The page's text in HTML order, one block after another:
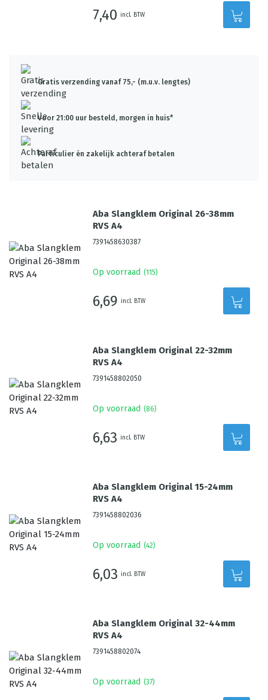
7,40 incl. BTW
Gratis verzending vanaf 75,- (m.u.v. lengtes)
Voor 21:00 uur besteld, morgen in huis*
Particulier én zakelijk achteraf betalen
Aba Slangklem Original 26-38mm
RVS A4
7391458630387
Op voorraad (115)
6,69 incl. BTW
Aba Slangklem Original 22-32mm
RVS A4
7391458802050
Op voorraad (86)
6,63 incl. BTW
Aba Slangklem Original 15-24mm
RVS A4
7391458802036
Op voorraad (42)
6,03 incl. BTW
Aba Slangklem Original 32-44mm
RVS A4
7391458802074
Op voorraad (37)